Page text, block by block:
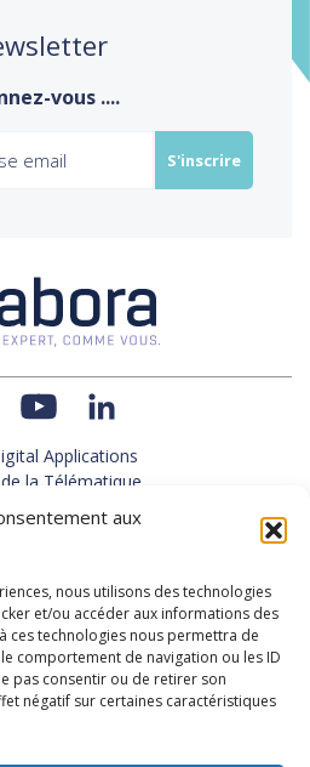
aux
nous utilisons des technologies
et/ou accéder aux informations des
ces technologies nous permettra de
comportement de navigation ou les ID
pas consentir ou de retirer son
négatif sur certaines caractéristiques
vous ....
Applications
la Télématique
SAINT-ETIENNE
77 92 28 60
77 92 28 61
33(0)4 69 68 82 10
CONTACTER